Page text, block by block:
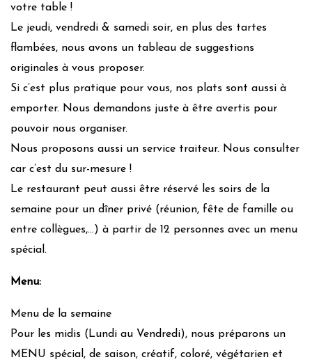
votre table !
Le jeudi, vendredi & samedi soir, en plus des tartes
flambées, nous avons un tableau de suggestions
originales à vous proposer.
Si c’est plus pratique pour vous, nos plats sont aussi à
emporter. Nous demandons juste à être avertis pour
pouvoir nous organiser.
Nous proposons aussi un service traiteur. Nous consulter
car c’est du sur-mesure !
Le restaurant peut aussi être réservé les soirs de la
semaine pour un dîner privé (réunion, fête de famille ou
entre collègues,…) à partir de 12 personnes avec un menu
spécial.
Menu:
Menu de la semaine
Pour les midis (Lundi au Vendredi), nous préparons un
MENU spécial, de saison, créatif, coloré, végétarien et